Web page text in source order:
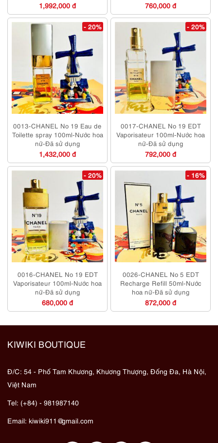
1,992,000 đ 760,000 đ
- 20%
0013-CHANEL No 19 Eau de
Toilette spray 100ml-Nước hoa
nữ-Đã sử dụng
1,432,000 đ
- 20%
0017-CHANEL No 19 EDT
Vaporisateur 100ml-Nước hoa
nữ-Đã sử dụng
792,000 đ
- 20%
0016-CHANEL No 19 EDT
Vaporisateur 100ml-Nước hoa
nữ-Đã sử dụng
680,000 đ
- 16%
0026-CHANEL No 5 EDT
Recharge Refill 50ml-Nước
hoa nữ-Đã sử dụng
872,000 đ
KIWIKI BOUTIQUE
Đ/C: 54 - Phố Tam Khương, Khương Thượng, Đống Đa, Hà Nội,
Việt Nam
Tel: (+84) - 981987140
Email: kiwiki911@gmail.com